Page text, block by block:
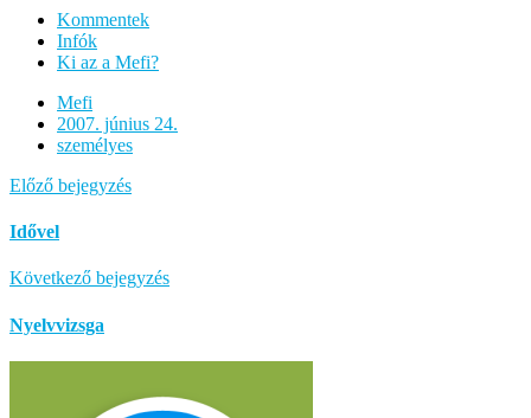
Kommentek
Infók
Ki az a Mefi?
Mefi
2007. június 24.
személyes
Előző bejegyzés
Idővel
Következő bejegyzés
Nyelvvizsga